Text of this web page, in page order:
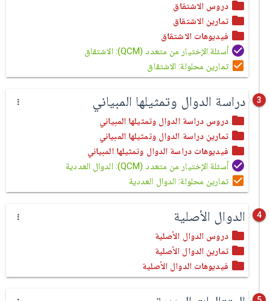
دروس الاشتقاق
تمارين الاشتقاق
فيديوهات الاشتقاق
أسئلة الإختيار من متعدد (QCM): الاشتقاق
تمارين محلولة: الاشتقاق
3 دراسة الدوال وتمثيلها المبياني
دروس دراسة الدوال وتمثيلها المبياني
تمارين دراسة الدوال وتمثيلها المبياني
فيديوهات دراسة الدوال وتمثيلها المبياني
أسئلة الإختيار من متعدد (QCM): الدوال العددية
تمارين محلولة: الدوال العددية
4 الدوال الأصلية
دروس الدوال الأصلية
تمارين الدوال الأصلية
فيديوهات الدوال الأصلية